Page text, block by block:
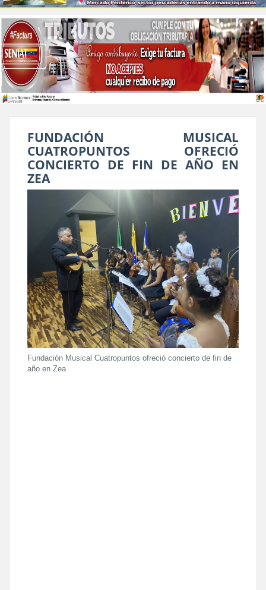
FUNDACIÓN MUSICAL
CUATROPUNTOS OFRECIÓ
CONCIERTO DE FIN DE AÑO EN
ZEA
Fundación Musical Cuatropuntos ofreció concierto de fin de
año en Zea